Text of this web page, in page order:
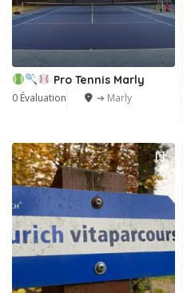
Pro Tennis Marly
0 Évaluation ➔ Marly